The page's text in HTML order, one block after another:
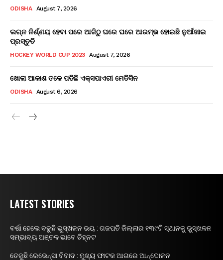
ODISHA August 7, 2026
ଲଗ୍ନ ନିର୍ଣ୍ଣୟ ହେବା ପରେ ଆଜିଠୁ ଘରେ ଘରେ ଆରମ୍ଭ ହୋଇଛି ନୁଆଁଖାଇ
ପ୍ରସ୍ତୁତି
HOCKEY WORLD CUP 2023 August 7, 2026
ଖୋଲା ଆକାଶ ତଳେ ପଡିଛି ଏକ୍ସପାଏରୀ ମେଡିସିନ
ODISHA August 6, 2026
LATEST STORIES
ବର୍ଷା ହେଲେ ବଢୁଛି ଭୁସ୍ଖଳନ ଭୟ : ଗଜପତି ଜିଲ୍ଲାର ୧୩୯ଟି ସ୍ଥାନକୁ ଭୁସ୍ଖଳନ
ସମ୍ଭାବ୍ୟ ଅଞ୍ଚଳ ଭାବେ ଚିହ୍ନଟ
ତେଜୁଛି ରେଭେନ୍ସା ବିବାଦ : ମୁଖ୍ୟ ଫାଟକ ଆଗରେ ଆନ୍ଦୋଳନ